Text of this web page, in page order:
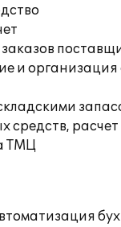
и организация
средств,
ТМЦ